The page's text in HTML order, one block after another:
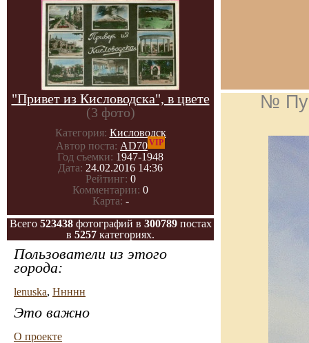
"Привет из Кисловодска", в цвете
(3 фото)
Категория: Кисловодск
Автор поста: AD70VIP
Год съемки: 1947-1948
Дата: 24.02.2016 14:36
Рейтинг: 0
Комментарии: 0
Карта: -
Всего 523438фотографий в 300789постах
в 5257 категориях.
Пользователи из этого
города:
lenuska, Ннннн
Это важно
О проекте
№